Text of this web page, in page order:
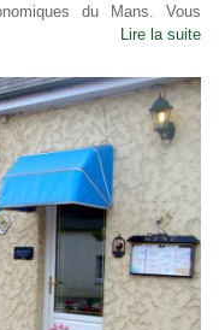
du Mans. Vous
Lire la suite